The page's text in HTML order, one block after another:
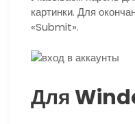
картинки. Для
«Submit».
Для